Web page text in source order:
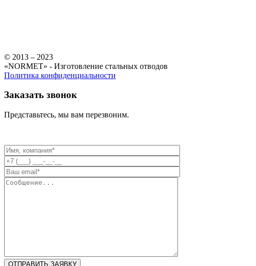
© 2013 – 2023
«NORMET» - Изготовление стальных отводов
Политика конфиденциальности
Заказать звонок
Представьтесь, мы вам перезвоним.